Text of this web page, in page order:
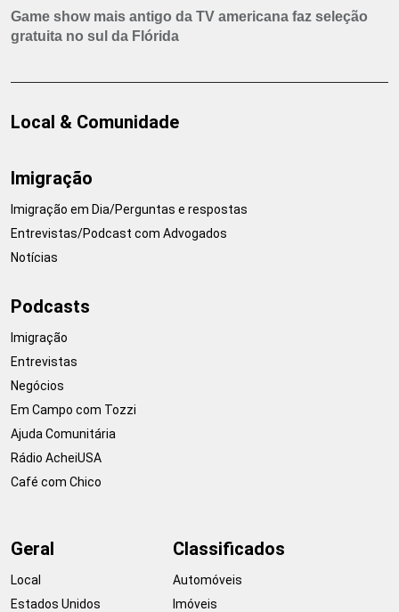
Game show mais antigo da TV americana faz seleção
gratuita no sul da Flórida
Local & Comunidade
Imigração
Imigração em Dia/Perguntas e respostas
Entrevistas/Podcast com Advogados
Notícias
Podcasts
Imigração
Entrevistas
Negócios
Em Campo com Tozzi
Ajuda Comunitária
Rádio AcheiUSA
Café com Chico
Geral
Local
Estados Unidos
Classificados
Automóveis
Imóveis